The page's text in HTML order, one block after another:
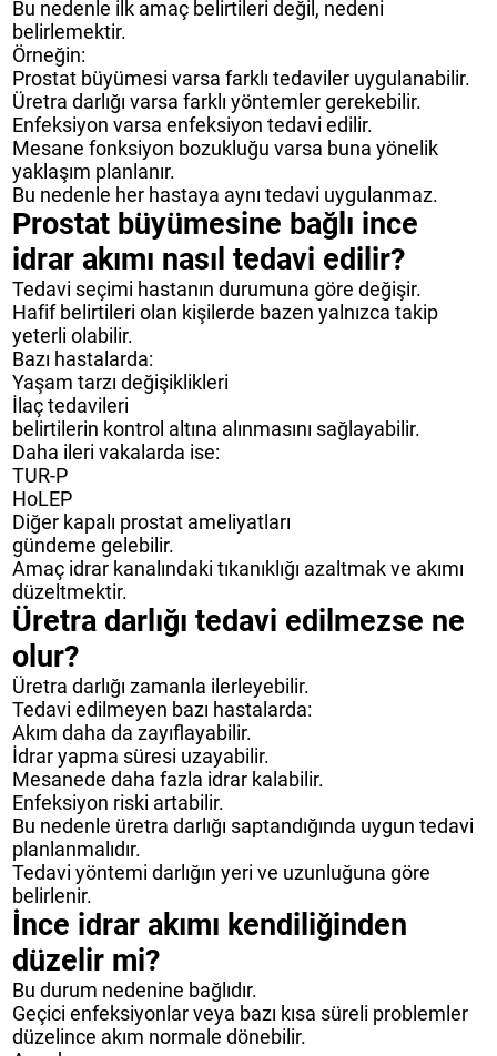
Bu nedenle ilk amaç belirtileri değil, nedeni
belirlemektir.
Örneğin:
Prostat büyümesi varsa farklı tedaviler uygulanabilir.
Üretra darlığı varsa farklı yöntemler gerekebilir.
Enfeksiyon varsa enfeksiyon tedavi edilir.
Mesane fonksiyon bozukluğu varsa buna yönelik
yaklaşım planlanır.
Bu nedenle her hastaya aynı tedavi uygulanmaz.
Prostat büyümesine bağlı ince
idrar akımı nasıl tedavi edilir?
Tedavi seçimi hastanın durumuna göre değişir.
Hafif belirtileri olan kişilerde bazen yalnızca takip
yeterli olabilir.
Bazı hastalarda:
Yaşam tarzı değişiklikleri
İlaç tedavileri
belirtilerin kontrol altına alınmasını sağlayabilir.
Daha ileri vakalarda ise:
TUR-P
HoLEP
Diğer kapalı prostat ameliyatları
gündeme gelebilir.
Amaç idrar kanalındaki tıkanıklığı azaltmak ve akımı
düzeltmektir.
Üretra darlığı tedavi edilmezse ne
olur?
Üretra darlığı zamanla ilerleyebilir.
Tedavi edilmeyen bazı hastalarda:
Akım daha da zayıflayabilir.
İdrar yapma süresi uzayabilir.
Mesanede daha fazla idrar kalabilir.
Enfeksiyon riski artabilir.
Bu nedenle üretra darlığı saptandığında uygun tedavi
planlanmalıdır.
Tedavi yöntemi darlığın yeri ve uzunluğuna göre
belirlenir.
İnce idrar akımı kendiliğinden
düzelir mi?
Bu durum nedenine bağlıdır.
Geçici enfeksiyonlar veya bazı kısa süreli problemler
düzelince akım normale dönebilir.